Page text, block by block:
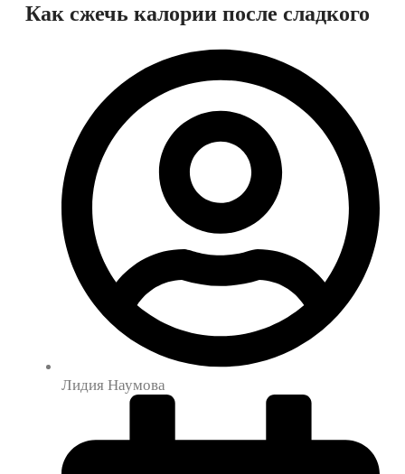
Как сжечь калории после сладкого
Лидия Наумова